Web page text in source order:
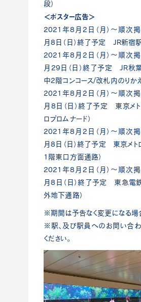
段）
＜ポスター広告＞
2021年8月2日（月）～順次
月8日（日） 終了予定 JR新宿駅
2021年8月2日（月）～順次
月29日（ 日）終了予定 JR秋
中2階コンコース/改札内のりか
2021年8月2日（月）～順次
月8日（日）終了予定 東京メト
ロプロムナード）
2021年8月2日（月）～順次
月8日（日）終了予定 東京メト
1階東口方面通路）
2021年8月2日（月）～順次
月8日（日）終了予定 東急電鉄
外地下通路）
※期間は予告なく変更になる場
※駅、及び駅員へのお問い合
ください。